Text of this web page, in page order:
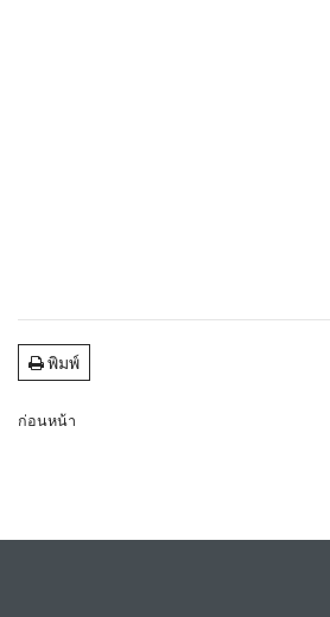
พิมพ์
ก่อนหน้า